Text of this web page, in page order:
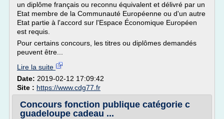
un diplôme français ou reconnu équivalent et délivré par un
Etat membre de la Communauté Européenne ou d'un autre
Etat partie à l'accord sur l'Espace Économique Européen
est requis.
Pour certains concours, les titres ou diplômes demandés
peuvent être...
Lire la suite
Date: 2019-02-12 17:09:42
Site : https://www.cdg77.fr
Concours fonction publique catégorie c
guadeloupe cadeau ...